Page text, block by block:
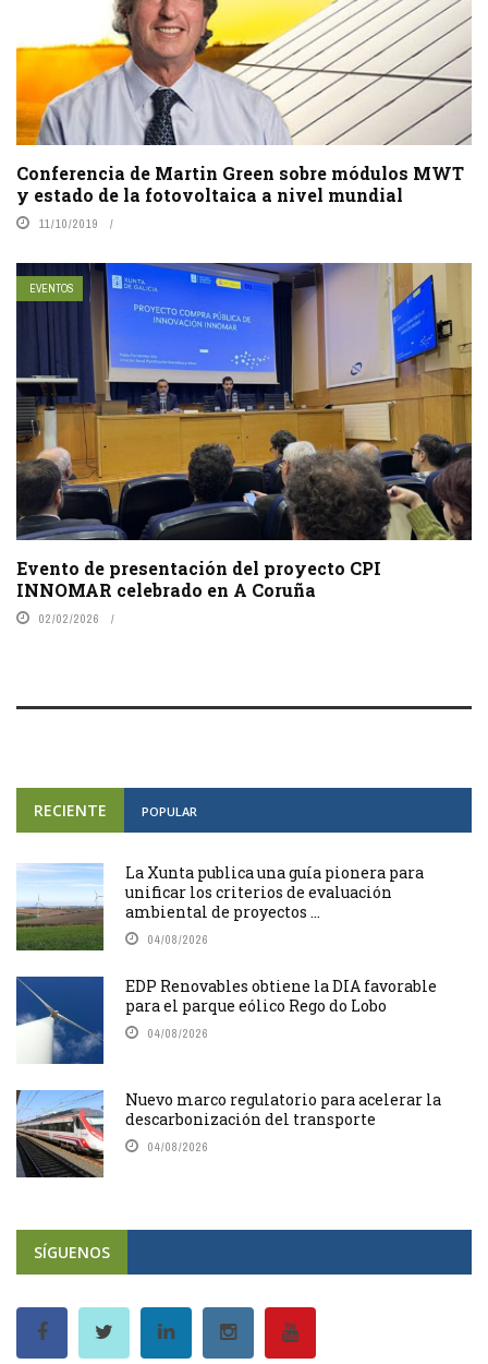
Conferencia de Martin Green sobre módulos MWT
y estado de la fotovoltaica a nivel mundial
11/10/2019
EVENTOS
Evento de presentación del proyecto CPI
INNOMAR celebrado en A Coruña
02/02/2026
RECIENTE POPULAR
La Xunta publica una guía pionera para
unificar los criterios de evaluación
ambiental de proyectos ...
04/08/2026
EDP Renovables obtiene la DIA favorable
para el parque eólico Rego do Lobo
04/08/2026
Nuevo marco regulatorio para acelerar la
descarbonización del transporte
04/08/2026
SÍGUENOS